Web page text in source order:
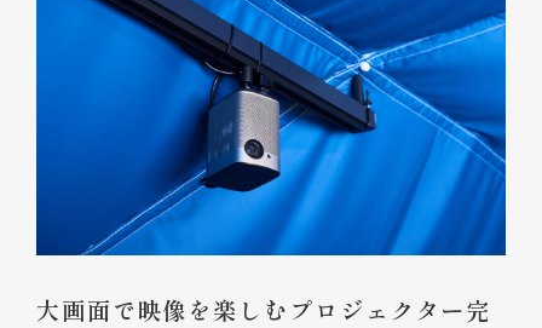
大画面で映像を楽しむプロジェクター完